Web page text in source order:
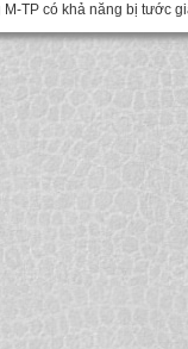
M-TP có khả năng bị tước